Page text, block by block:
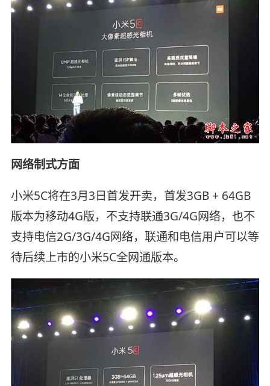
网络制式方面
小米5C将在3月3日首发开卖，首发3GB + 64GB
版本为移动4G版，不支持联通3G/4G网络，也不
支持电信2G/3G/4G网络，联通和电信用户可以等
待后续上市的小米5C全网通版本。